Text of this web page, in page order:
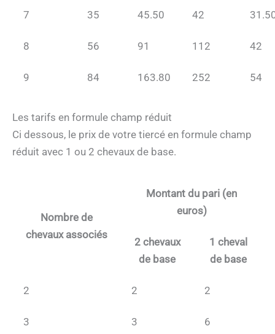
7 35 45.50 42
8 56 91 112 42
9 84 163.80 252 54
Les tarifs en formule champ réduit
Ci dessous, le prix de votre tiercé en formule champ
réduit avec 1 ou 2 chevaux de base.
Nombre de
chevaux associés
Montant du pari (en
euros)
2 chevaux
de base
1 cheval
de base
2 2 2
3 3 6